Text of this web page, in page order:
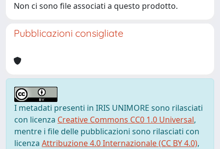
Non ci sono file associati a questo prodotto.
Pubblicazioni consigliate
I metadati presenti in IRIS UNIMORE sono rilasciati
con licenza Creative Commons CC0 1.0 Universal,
mentre i file delle pubblicazioni sono rilasciati con
licenza Attribuzione 4.0 Internazionale (CC BY 4.0),